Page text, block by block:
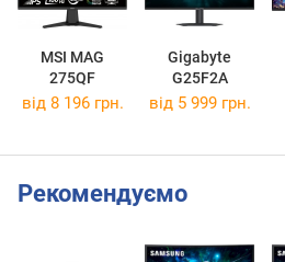
MSI MAG
275QF
Gigabyte
G25F2A
від 8 196 грн. від 5 999 грн.
Рекомендуємо